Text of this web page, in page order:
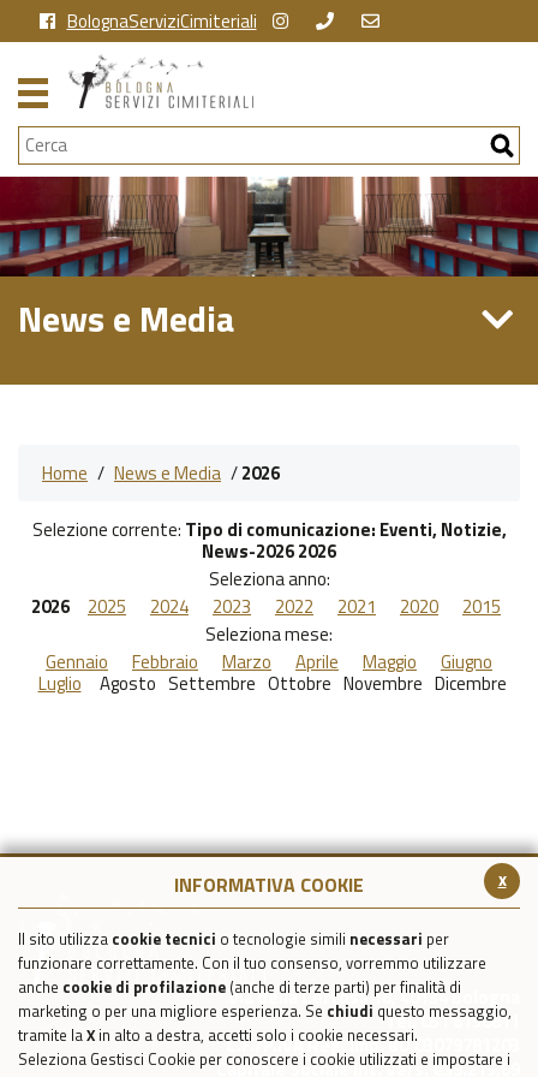
x
INFORMATIVA COOKIE
Il sito utilizza cookie tecnici o tecnologie simili necessari per
funzionare correttamente. Con il tuo consenso, vorremmo utilizzare
anche cookie di profilazione (anche di terze parti) per finalità di
marketing o per una migliore esperienza. Se chiudi questo messaggio,
tramite laX in alto a destra, accetti solo i cookie necessari.
Seleziona Gestisci Cookie per conoscere i cookie utilizzati e impostare i
BolognaServiziCimiteriali
Cerca
News e Media
Home / News e Media /2026
Selezione corrente: Tipo di comunicazione: Eventi, Notizie,
News-2026 2026
Seleziona anno:
2026
2025 2024 2023 2022 2021 2020
2015
Seleziona mese:
Gennaio
Febbraio Marzo Aprile Maggio Giugno
Luglio Agosto Settembre Ottobre Novembre Dicembre
Via della Certosa 18, 40134 Bologna
Tel. 051 6150811
C.F./P.IVA Reg. Imp. BO 03079781203
Capitale Sociale Int. Vers. €39.215,69